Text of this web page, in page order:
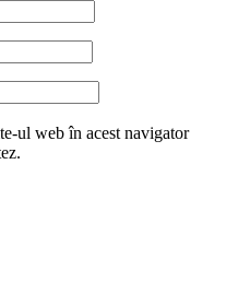
ul web în acest navigator